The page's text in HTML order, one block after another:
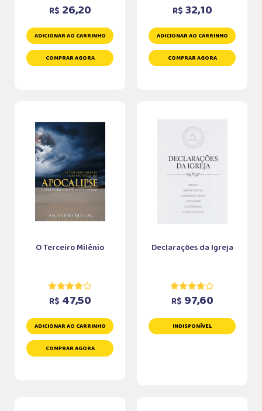
R$ 26,20
ADICIONAR AO CARRINHO
COMPRAR AGORA
R$ 32,10
ADICIONAR AO CARRINHO
COMPRAR AGORA
O Terceiro Milênio
R$ 47,50
ADICIONAR AO CARRINHO
COMPRAR AGORA
Declarações da Igreja
R$ 97,60
INDISPONÍVEL